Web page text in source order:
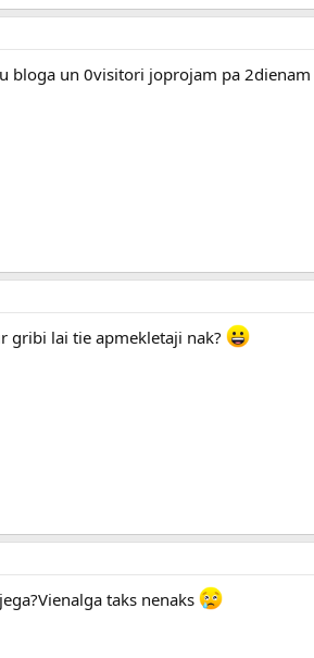
bloga un 0visitori joprojam pa 2dienam
gribi lai tie apmekletaji nak?
taks nenaks